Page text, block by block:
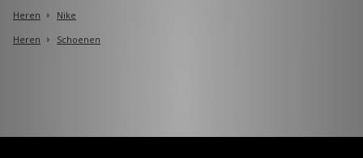
Heren
Nike
Heren
Schoenen